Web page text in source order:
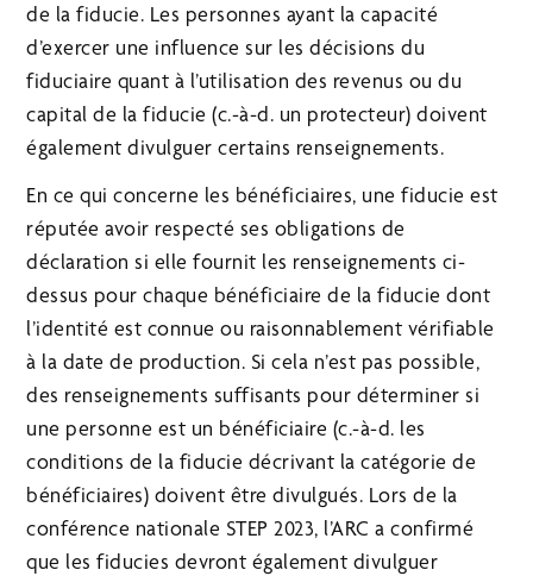
de la fiducie. Les personnes ayant la capacité
d’exercer une influence sur les décisions du
fiduciaire quant à l’utilisation des revenus ou du
capital de la fiducie (c.-à-d. un protecteur) doivent
également divulguer certains renseignements.
En ce qui concerne les bénéficiaires, une fiducie est
réputée avoir respecté ses obligations de
déclaration si elle fournit les renseignements ci-
dessus pour chaque bénéficiaire de la fiducie dont
l’identité est connue ou raisonnablement vérifiable
à la date de production. Si cela n’est pas possible,
des renseignements suffisants pour déterminer si
une personne est un bénéficiaire (c.-à-d. les
conditions de la fiducie décrivant la catégorie de
bénéficiaires) doivent être divulgués. Lors de la
conférence nationale STEP 2023, l’ARC a confirmé
que les fiducies devront également divulguer